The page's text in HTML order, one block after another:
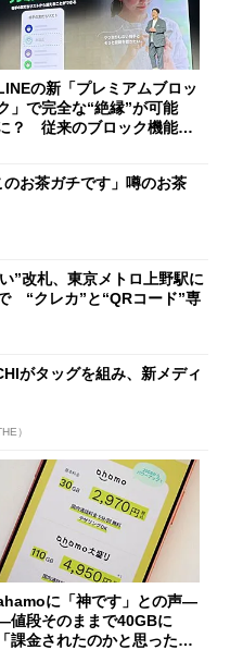
の新「プレミアムブロッ
」で完全な“絶縁”が可能
？ 従来のブロック機能と
お茶ガチです」噂のお茶
”改札、東京メトロ上野駅に
“クレカ”と“QRコード”専
がタッグを組み、新メディ
）
に「神です」との声―
値段そのままで40GBに
「課金されたのかと思った」